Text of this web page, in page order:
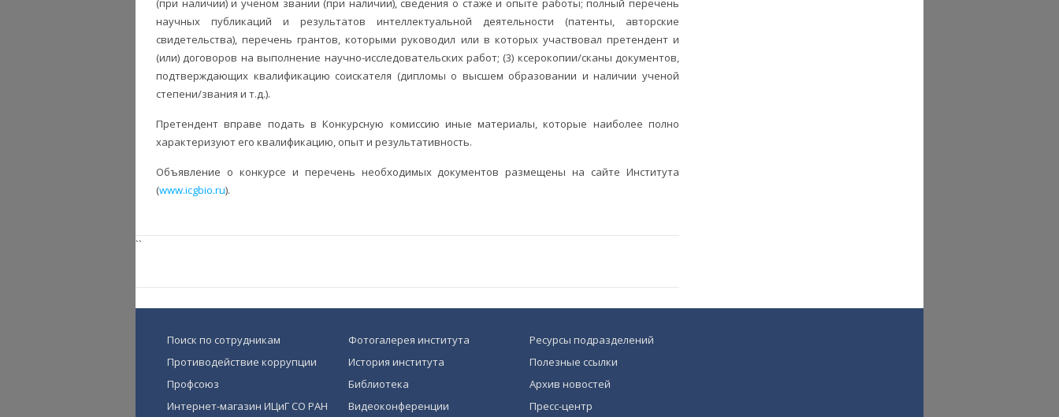
научных публикаций и результатов интеллектуальной деятельности (патенты, авторские
свидетельства), перечень грантов, которыми руководил или в которых участвовал претендент и
(или) договоров на выполнение научно-исследовательских работ; (3) ксерокопии/сканы документов,
подтверждающих квалификацию соискателя (дипломы о высшем образовании и наличии ученой
степени/звания и т.д.).
Претендент вправе подать в Конкурсную комиссию иные материалы, которые наиболее полно
характеризуют его квалификацию, опыт и результативность.
Объявление о конкурсе и перечень необходимых документов размещены на сайте Института
(www.icgbio.ru).
``
Поиск по сотрудникам
Противодействие коррупции
Профсоюз
Интернет-магазин ИЦиГ СО РАН
Фотогалерея института
История института
Библиотека
Видеоконференции
Ресурсы подразделений
Полезные ссылки
Архив новостей
Пресс-центр